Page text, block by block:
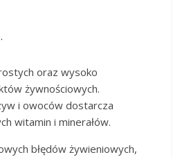
.
oraz wysoko
żywnościowych.
i owoców dostarcza
witamin i minerałów.
błędów żywieniowych,